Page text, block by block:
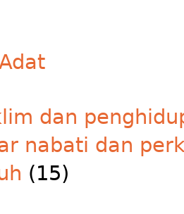
dan
nabati dan
(15)